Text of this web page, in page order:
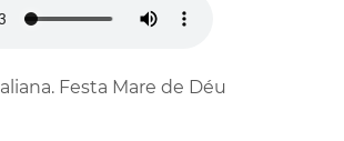
Festa Mare de Déu